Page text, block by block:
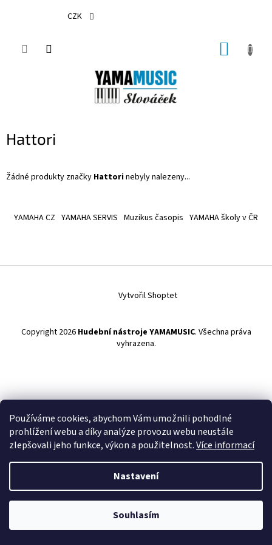
Používáme cookies, abychom Vám umožnili pohodlné
prohlížení webu a díky analýze provozu webu neustále
zlepšovali jeho funkce, výkon a použitelnost.Více informací
Nastavení
Souhlasím
CZK
Hattori
Žádné produkty značky Hattorinebyly nalezeny...
í
YAMAHA CZ YAMAHA SERVIS Muzikus časopis YAMAHA školy v ČR
Vytvořil Shoptet
Copyright 2026 Hudební nástroje YAMAMUSIC. Všechna práva
vyhrazena.